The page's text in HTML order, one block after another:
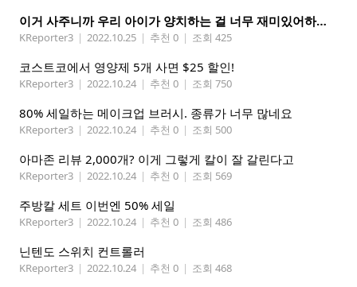
이거 사주니까 우리 아이가 양치하는 걸 너무 재미있어하네요
KReporter3 | 2022.10.25 | 추천 0 | 조회 425
코스트코에서 영양제 5개 사면 $25 할인!
KReporter3 | 2022.10.24 | 추천 0 | 조회 750
80% 세일하는 메이크업 브러시. 종류가 너무 많네요
KReporter3 | 2022.10.24 | 추천 0 | 조회 500
아마존 리뷰 2,000개? 이게 그렇게 칼이 잘 갈린다고
KReporter3 | 2022.10.24 | 추천 0 | 조회 569
주방칼 세트 이번엔 50% 세일
KReporter3 | 2022.10.24 | 추천 0 | 조회 486
닌텐도 스위치 컨트롤러
KReporter3 | 2022.10.24 | 추천 0 | 조회 468